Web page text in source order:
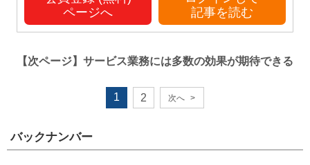
ページへ
記事を読む
【次ページ】 サービス業務には多数の効果が期待できる
1 2 次へ >
バックナンバー